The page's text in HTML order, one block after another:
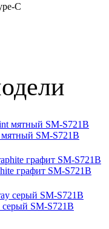
C
мятный SM-S721B
графит SM-S721B
серый SM-S721B